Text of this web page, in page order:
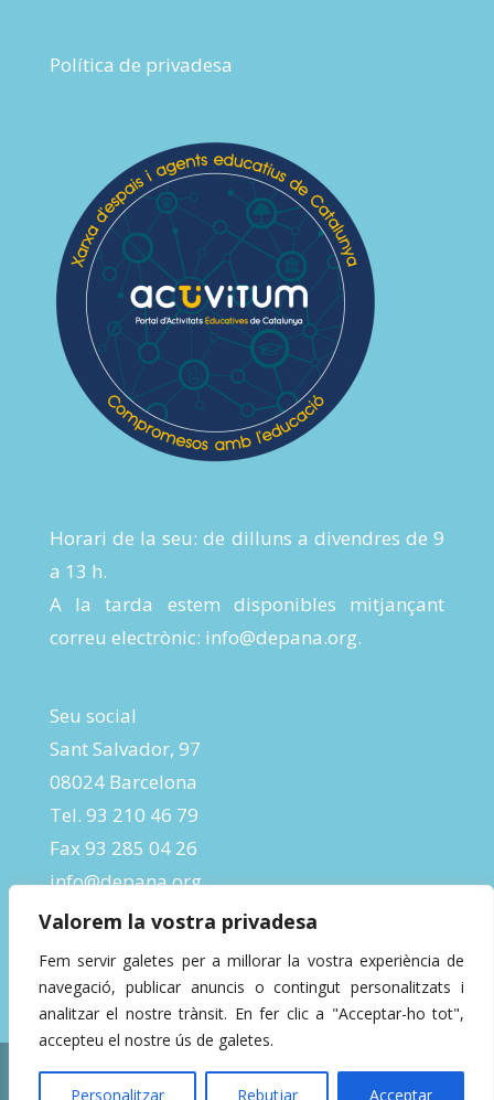
Valorem la vostra privadesa
Fem servir galetes per a millorar la vostra experiència de
navegació, publicar anuncis o contingut personalitzats i
analitzar el nostre trànsit. En fer clic a "Acceptar-ho tot",
accepteu el nostre ús de galetes.
Personalitzar Rebutjar Acceptar
Política de privadesa
Horari de la seu: de dilluns a divendres de 9
a 13 h.
A la tarda estem disponibles mitjançant
correu electrònic: info@depana.org.
Seu social
Sant Salvador, 97
08024 Barcelona
Tel. 93 210 46 79
Fax 93 285 04 26
info@depana.org
Designed byInBeta Crafts| Powered by